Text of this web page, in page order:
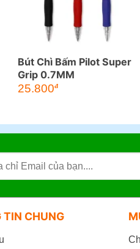
Bút Chì Bấm Pilot Super
Grip 0.7MM
25.800đ
TIN CHUNG